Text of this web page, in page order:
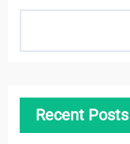
Recent Posts